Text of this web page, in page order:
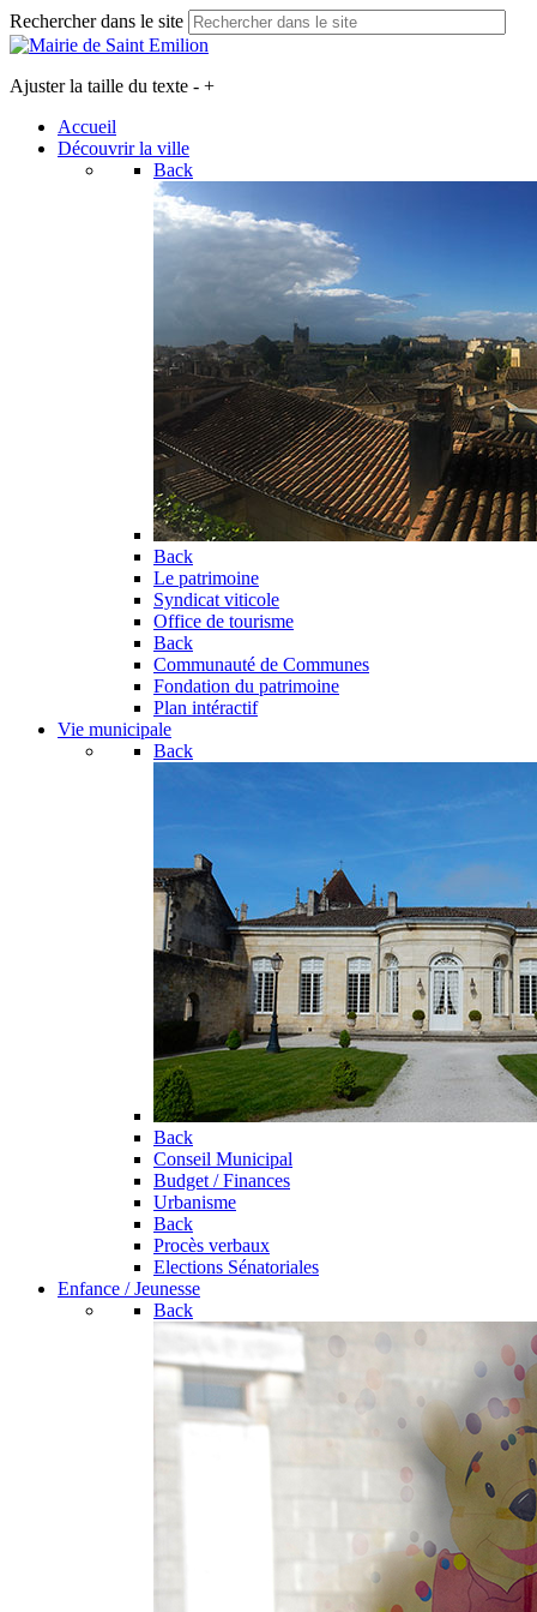
Rechercher dans le site
Ajuster la taille du texte - +
Accueil
Découvrir la ville
Back
Back
Le patrimoine
Syndicat viticole
Office de tourisme
Back
Communauté de Communes
Fondation du patrimoine
Plan intéractif
Vie municipale
Back
Back
Conseil Municipal
Budget / Finances
Urbanisme
Back
Procès verbaux
Elections Sénatoriales
Enfance / Jeunesse
Back